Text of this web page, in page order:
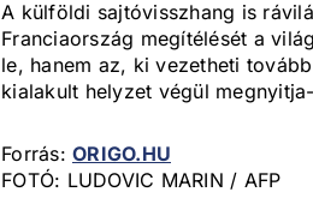
A külföldi sajtóvisszhang is
Franciaország megítélését a
le, hanem az, ki vezetheti
kialakult helyzet végül
Forrás: ORIGO.HU
FOTÓ: LUDOVIC MARIN / AFP